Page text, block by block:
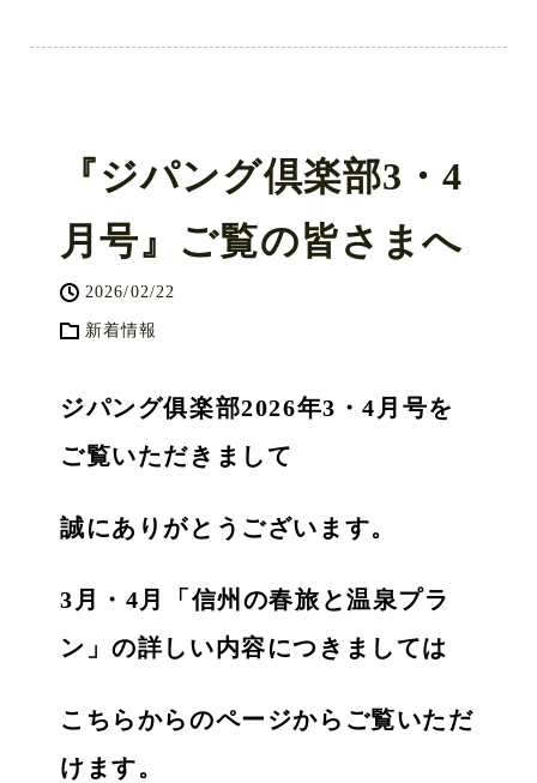
『ジパング倶楽部3・4
月号』ご覧の皆さまへ
2026/02/22
新着情報
ジパング俱楽部2026年3・4月号を
ご覧いただきまして
誠にありがとうございます。
3月・4月「信州の春旅と温泉プラ
ン」の詳しい内容につきましては
こちらからのページからご覧いただ
けます。